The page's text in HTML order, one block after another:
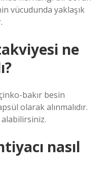
vücudunda yaklaşık
ne
bakır besin
olarak alınmalıdır.
nasıl